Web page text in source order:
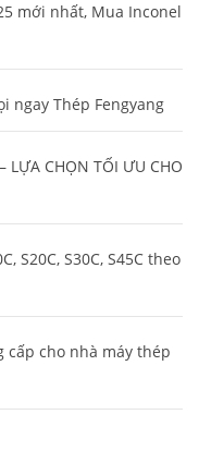
mới nhất, Mua Inconel
ngay Thép Fengyang
LỰA CHỌN TỐI ƯU CHO
S20C, S30C, S45C theo
cấp cho nhà máy thép